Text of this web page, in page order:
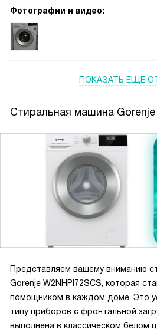
любовью. В-четвертых, паровая
свежим, а аллергия у ребенка на
гораздо реже благодаря режиму
Фотографии и видео:
ПОКАЗАТЬ ЕЩЁ
Стиральная машина Gorenje
Представляем вашему вниманию
Gorenje W2NHPI72SCS, которая
помощником в каждом доме. Это
типу приборов с фронтальной
выполнена в классическом белом